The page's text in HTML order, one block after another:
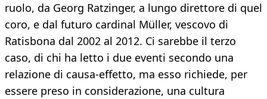
ruolo, da Georg Ratzinger, a lungo direttore di quel
coro, e dal futuro cardinal Müller, vescovo di
Ratisbona dal 2002 al 2012. Ci sarebbe il terzo
caso, di chi ha letto i due eventi secondo una
relazione di causa-effetto, ma esso richiede, per
essere preso in considerazione, una cultura